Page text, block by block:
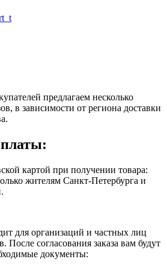
предлагаем несколько
в зависимости от региона доставки
картой при получении товара:
жителям Санкт-Петербурга и
для организаций и частных лиц
После согласования заказа вам будут
документы: